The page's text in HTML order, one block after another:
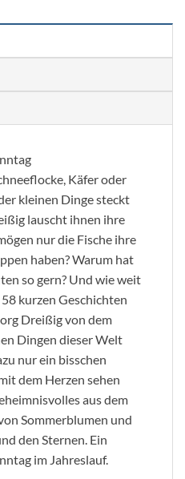
Käfer oder
kleinen Dinge steckt
lauscht ihnen ihre
nur die Fische ihre
haben? Warum hat
so gern? Und wie weit
kurzen Geschichten
Dreißig von dem
Dingen dieser Welt
nur ein bisschen
dem Herzen sehen
aus dem
Sommerblumen und
den Sternen. Ein
im Jahreslauf.